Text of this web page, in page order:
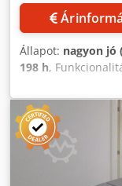
Állapot: nagyon jó
198 h,
Trendsetter, 800
Cjdpozlr H Dsfx